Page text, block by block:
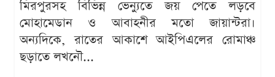
মিরপুরসহ বিভিন্ন ভেন্যুতে জয় পেতে লড়বে
মোহামেডান ও আবাহনীর মতো জায়ান্টরা।
অন্যদিকে, রাতের আকাশে আইপিএলের রোমাঞ্চ
ছড়াতে লখনৌ...